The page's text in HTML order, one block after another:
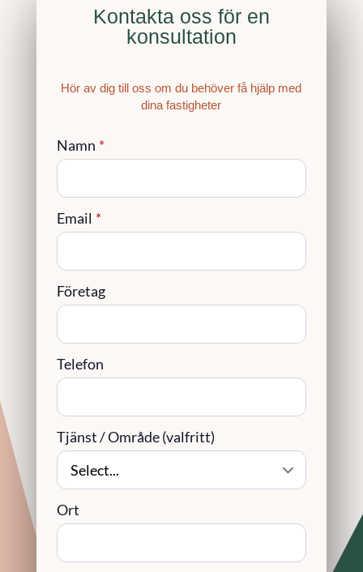
Kontakta oss för en
konsultation
Hör av dig till oss om du behöver få hjälp med
dina fastigheter
Namn *
Email *
Företag
Telefon
Tjänst / Område (valfritt)
Ort